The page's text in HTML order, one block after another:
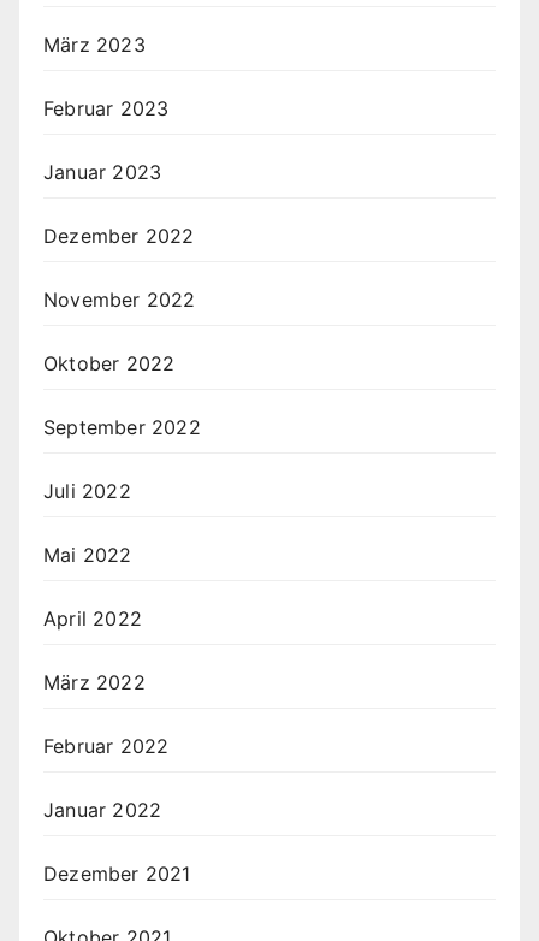
März 2023
Februar 2023
Januar 2023
Dezember 2022
November 2022
Oktober 2022
September 2022
Juli 2022
Mai 2022
April 2022
März 2022
Februar 2022
Januar 2022
Dezember 2021